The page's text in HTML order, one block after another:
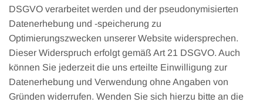
DSGVO verarbeitet werden und der pseudonymisierten
Datenerhebung und -speicherung zu
Optimierungszwecken unserer Website widersprechen.
Dieser Widerspruch erfolgt gemäß Art 21 DSGVO. Auch
können Sie jederzeit die uns erteilte Einwilligung zur
Datenerhebung und Verwendung ohne Angaben von
Gründen widerrufen. Wenden Sie sich hierzu bitte an die